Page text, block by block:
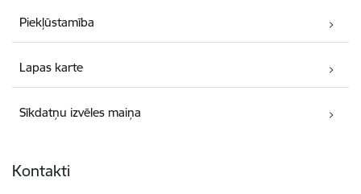
Piekļūstamība
Lapas karte
Sīkdatņu izvēles maiņa
Kontakti